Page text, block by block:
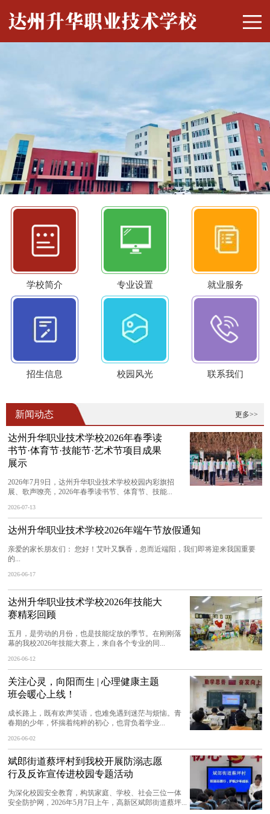
学校简介 专业设置 就业服务
招生信息 校园风光 联系我们
更多>>
新闻动态
达州升华职业技术学校2026年春季读
书节·体育节·技能节·艺术节项目成果
展示
2026年7月9日，达州升华职业技术学校校园内彩旗招
展、歌声嘹亮，2026年春季读书节、体育节、技能...
2026-07-13
达州升华职业技术学校2026年端午节放假通知
亲爱的家长朋友们： 您好！艾叶又飘香，忽而近端阳，我们即将迎来我国重要
的...
2026-06-17
达州升华职业技术学校2026年技能大
赛精彩回顾
五月，是劳动的月份，也是技能绽放的季节。在刚刚落
幕的我校2026年技能大赛上，来自各个专业的同...
2026-06-12
关注心灵，向阳而生 | 心理健康主题
班会暖心上线！
成长路上，既有欢声笑语，也难免遇到迷茫与烦恼。青
春期的少年，怀揣着纯粹的初心，也背负着学业...
2026-06-02
斌郎街道蔡坪村到我校开展防溺志愿
行及反诈宣传进校园专题活动
为深化校园安全教育，构筑家庭、学校、社会三位一体
安全防护网，2026年5月7日上午，高新区斌郎街道蔡坪...